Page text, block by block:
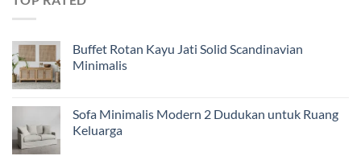
Buffet Rotan Kayu Jati Solid Scandinavian
Minimalis
Sofa Minimalis Modern 2 Dudukan untuk Ruang
Keluarga